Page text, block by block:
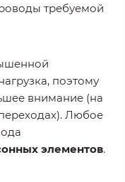
требуемой
поэтому
внимание (на
Любое
элементов.